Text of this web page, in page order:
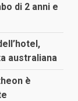
di 2 anni e
australiana
è